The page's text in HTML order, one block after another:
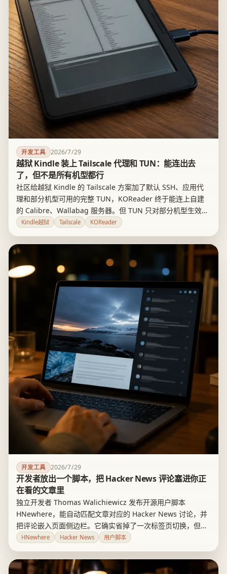
开发工具 2026/7/29
越狱 Kindle 装上 Tailscale 代理和 TUN：能连出去
了，但不是所有机型都行
社区给越狱 Kindle 的 Tailscale 方案加了默认 SSH、应用代
理和部分机型可用的完整 TUN，KOReader 终于能连上自建
的 Calibre、Wallabag 服务器。但 TUN 只对部分机型生效，
配套的 KOReader 插件在不同硬件上也踩坑，这依然是一件
Kindle越狱 Tailscale KOReader
开发工具 2026/7/29
开发者放出一个脚本，把 Hacker News 评论塞进你正
在看的文章里
独立开发者 Thomas Walichiewicz 发布开源用户脚本
HNewhere，能自动匹配文章对应的 Hacker News 讨论，并
把评论嵌入页面侧边栏。它确实省掉了一次标签页切换，但装
脚本管理器的门槛和对 HN 接口的依赖，决定了受众有限。真
不上。
HNewhere Hacker News 用户脚本